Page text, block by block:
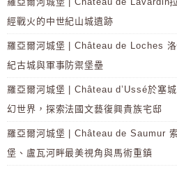
經戰火的中世紀山城遺跡
羅亞爾河城堡 | Château de Loches
紀古城與軍事防禦堡壘
羅亞爾河城堡 | Château d’Ussé於塞
幻世界，探索法國文藝復興貴族宅邸
羅亞爾河城堡 | Château de Saumur
堡、盧瓦河畔最美視角與馬術重鎮